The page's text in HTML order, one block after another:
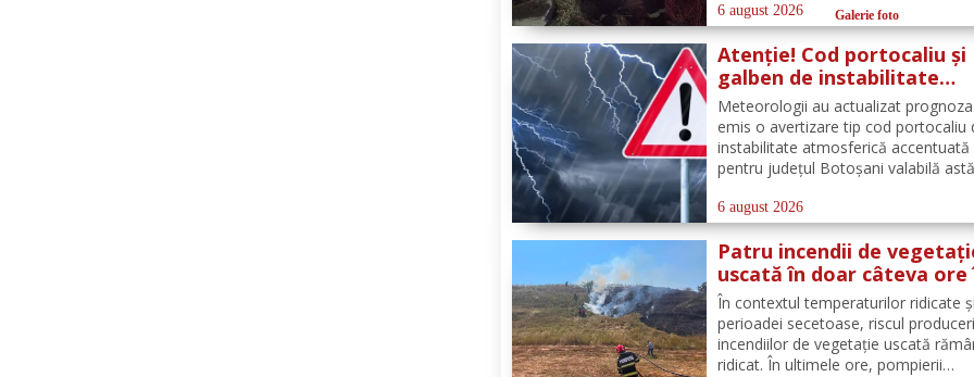
scurt timp, pompierii din cadrul
de Lucru Flămânzi, cu o
stingere și...
6 august 2026 Galerie foto
Atenție! Cod portocaliu și
galben de instabilitate
atmosferică pentru
Botoșani
Meteorologii au actualizat
emis o avertizare tip cod portocaliu
instabilitate atmosferică accentuată
pentru județul Botoșani valabilă
menționat vor fi perioade cu
atmosferică accentuată ce se va
manifesta prin...
6 august 2026
Patru incendii de
uscată în doar câteva ore
județul Botoșani. La
a ars un hectar de
În contextul temperaturilor ridicate
perioadei secetoase, riscul
incendiilor de vegetație uscată
ridicat. În ultimele ore, pompierii